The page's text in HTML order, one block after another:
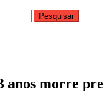
anos morre